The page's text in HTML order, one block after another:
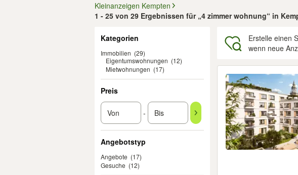
Kleinanzeigen Kempten
1 - 25 von 29 Ergebnissen für „4 zimmer wohnung“ in
Kategorien
Immobilien (29)
Eigentumswohnungen (12)
Mietwohnungen (17)
Preis
-
Angebotstyp
Angebote (17)
Gesuche (12)
Erstelle einen
wenn neue